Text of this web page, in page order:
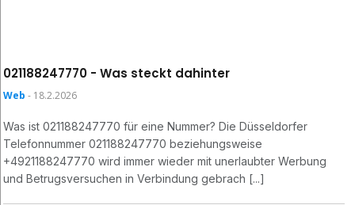
021188247770 - Was steckt dahinter
Web - 18.2.2026
Was ist 021188247770 für eine Nummer? Die Düsseldorfer
Telefonnummer 021188247770 beziehungsweise
+4921188247770 wird immer wieder mit unerlaubter Werbung
und Betrugsversuchen in Verbindung gebrach [...]